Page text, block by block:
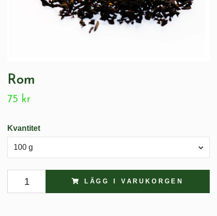
Rom
75 kr
Kvantitet
100 g
LÄGG I VARUKORGEN